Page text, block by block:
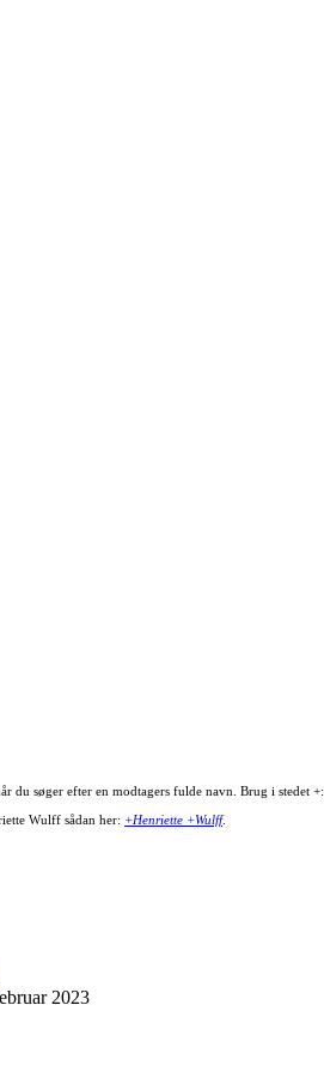
du søger efter en modtagers fulde navn. Brug i stedet +:
Wulff sådan her: +Henriette +Wulff.
2023